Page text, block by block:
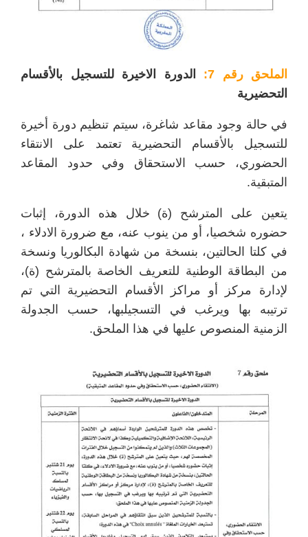
الملحق رقم 7:
الدورة الاخيرة للتسجيل بالأقسام
التحضيرية
في حالة وجود مقاعد شاغرة، سيتم تنظيم دورة أخيرة
للتسجيل بالأقسام التحضيرية تعتمد على الانتقاء
الحضوري، حسب الاستحقاق وفي حدود المقاعد
المتبقية.
يتعين على المترشح (ة) خلال هذه الدورة، إثبات
حضوره شخصيا، أو من ينوب عنه، مع ضرورة الادلاء ،
في كلتا الحالتين، بنسخة من شهادة البكالوريا ونسخة
من البطاقة الوطنية للتعريف الخاصة بالمترشح (ة)،
لإدارة مركز أو مراكز الأقسام التحضيرية التي تم
ترتيبه بها ويرغب في التسجيلبها، حسب الجدولة
الزمنية المنصوص عليها في هذا الملحق.